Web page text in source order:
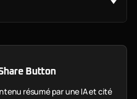
Button
résumé par une IA et cité